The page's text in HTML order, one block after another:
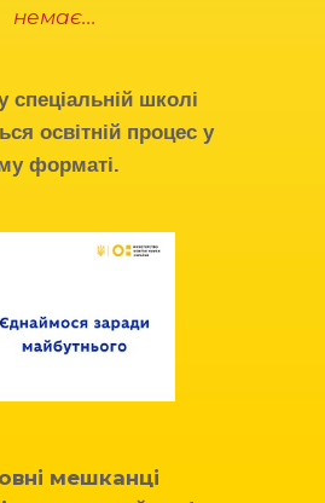
немає...
спеціальній школі
освітній процес у
форматі.
мешканці